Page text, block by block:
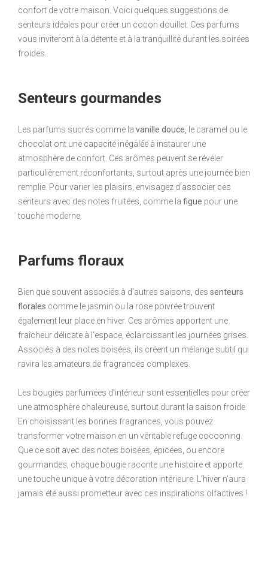
confort de votre maison. Voici quelques suggestions de
senteurs idéales pour créer un cocon douillet. Ces parfums
vous inviteront à la détente et à la tranquillité durant les soirées
froides.
Senteurs gourmandes
Les parfums sucrés comme la vanille douce , le caramel ou le
chocolat ont une capacité inégalée à instaurer une
atmosphère de confort. Ces arômes peuvent se révéler
particulièrement réconfortants, surtout après une journée bien
remplie. Pour varier les plaisirs, envisagez d’associer ces
senteurs avec des notes fruitées, comme la figue pour une
touche moderne.
Parfums floraux
Bien que souvent associés à d’autres saisons, des senteurs
florales comme le jasmin ou la rose poivrée trouvent
également leur place en hiver. Ces arômes apportent une
fraîcheur délicate à l’espace, éclaircissant les journées grises.
Associés à des notes boisées, ils créent un mélange subtil qui
ravira les amateurs de fragrances complexes.
Les bougies parfumées d’intérieur sont essentielles pour créer
une atmosphère chaleureuse, surtout durant la saison froide.
En choisissant les bonnes fragrances, vous pouvez
transformer votre maison en un véritable refuge cocooning.
Que ce soit avec des notes boisées, épicées, ou encore
gourmandes, chaque bougie raconte une histoire et apporte
une touche unique à votre décoration intérieure. L’hiver n’aura
jamais été aussi prometteur avec ces inspirations olfactives !